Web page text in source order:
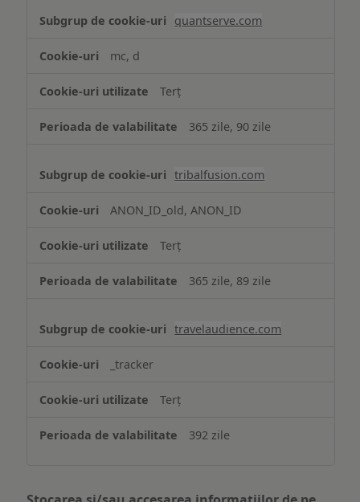
quantserve.com
mc, d
Terț
365 zile, 90 zile
tribalfusion.com
ANON_ID_old, ANON_ID
Terț
365 zile, 89 zile
travelaudience.com
_tracker
Terț
392 zile